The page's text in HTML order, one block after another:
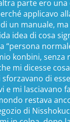
parte ero
applicavo
un manuale,
idea di cosa
“persona
konbini, senza
mi dicesse
di
e mi lasciavano
restava
di